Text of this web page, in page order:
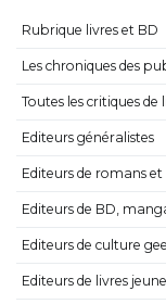
Rubrique livres et BD
Les chroniques des
Toutes les critiques de
Editeurs généralistes
Editeurs de romans
Editeurs de BD,
Editeurs de culture
Editeurs de livres